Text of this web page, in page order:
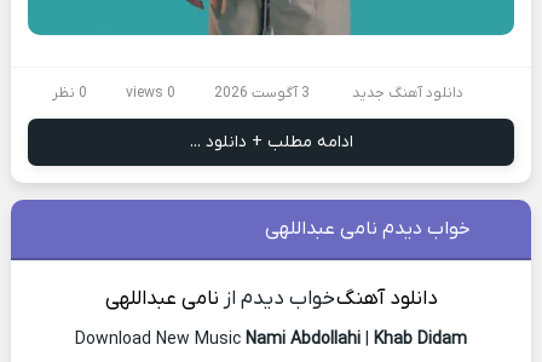
دانلود آهنگ جدید 3 آگوست 2026 0 views 0 نظر
ادامه مطلب + دانلود ...
خواب دیدم نامی عبداللهی
دانلود آهنگخواب دیدم از نامی عبداللهی
Download New Music Nami Abdollahi | Khab Didam